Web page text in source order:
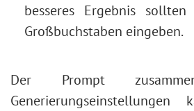
besseres Ergebnis
Großbuchstaben eingeben.
Der Prompt